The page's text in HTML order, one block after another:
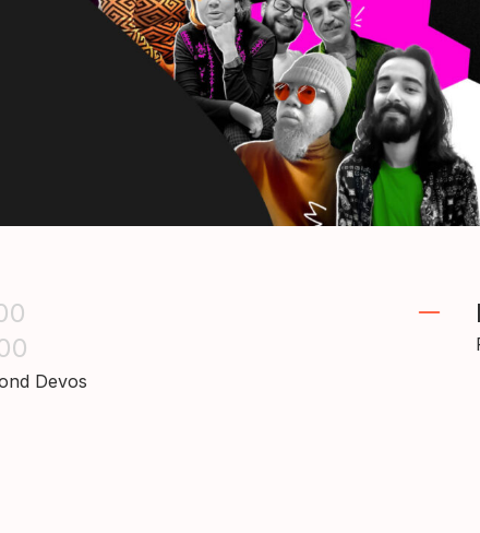
Devos